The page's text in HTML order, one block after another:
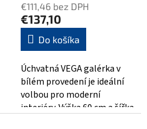
€111,46 bez DPH
€137,10
Do košíka
Úchvatná VEGA galérka v
bílém provedení je ideální
volbou pro moderní
interiéry. Výška 60 cm a šířka